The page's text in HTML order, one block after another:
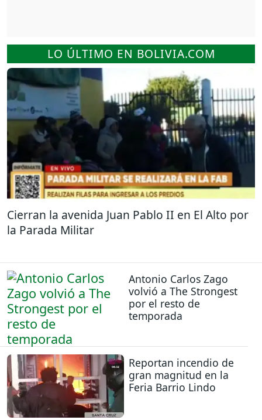
LO ÚLTIMO EN BOLIVIA.COM
Cierran la avenida Juan Pablo II en El Alto por
la Parada Militar
Antonio Carlos Zago
volvió a The Strongest
por el resto de
temporada
Reportan incendio de
gran magnitud en la
Feria Barrio Lindo